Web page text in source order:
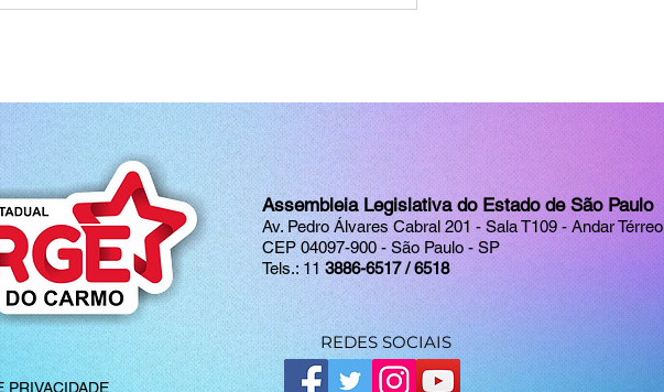
PRIVACIDADE
Assembleia Legislativa do Estado de São Paulo
Av. Pedro Álvares Cabral 201 - Sala T109 - Andar Térreo
CEP 04097-900 - São Paulo - SP
Tels.: 11 3886-6517 / 6518
REDES SOCIAIS